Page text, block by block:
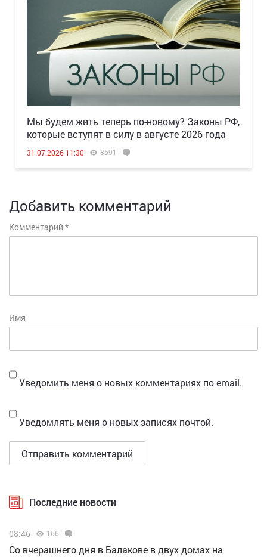
Мы будем жить теперь по-новому? Законы РФ,
которые вступят в силу в августе 2026 года
31.07.2026 11:30 8691
Добавить комментарий
Комментарий *
Имя
Уведомить меня о новых комментариях по email.
Уведомлять меня о новых записях почтой.
Последние новости
08:46 166
Со вчерашнего дня в Балакове в двух домах на